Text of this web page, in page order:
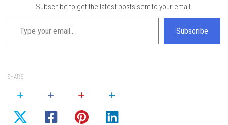
Subscribe to get the latest posts sent to your email.
Type your email…
Subscribe
SHARE